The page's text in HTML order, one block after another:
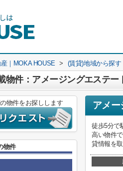
｜MOKA HOUSE > (賃貸)地域から探す
物件：アメージングエステー
アメ
徒歩5分で
高い物件
貸情報を
物件をお探しします
物件